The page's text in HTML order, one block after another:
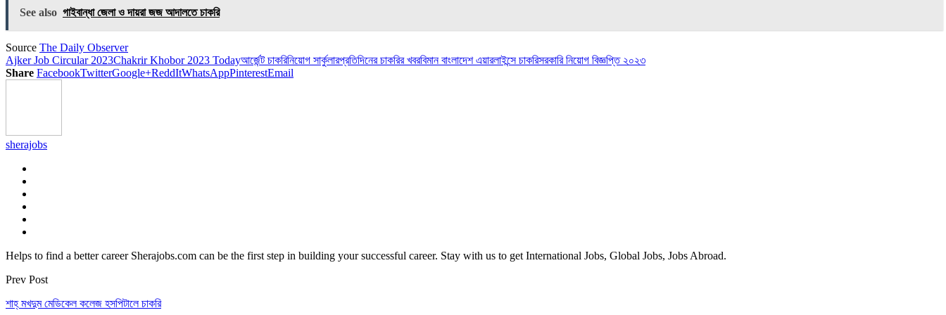
Link
Share
See also গাইবান্ধা জেলা ও দায়রা জজ আদালতে চাকরি
Source The Daily Observer
Ajker Job Circular 2023Chakrir Khobor 2023 Todayআর্জেন্ট চাকরিনিয়োগ সার্কুলারপ্রতিদিনের চাকরির খবরবিমান বাংলাদেশ এয়ারলাইন্সে চাকরিসরকারি নিয়োগ বিজ্ঞপ্তি ২০২৩
Share FacebookTwitterGoogle+ReddItWhatsAppPinterestEmail
sherajobs
Helps to find a better career Sherajobs.com can be the first step in building your successful career. Stay with us to get International Jobs, Global Jobs, Jobs Abroad.
Prev Post
শাহ্ মখদুম মেডিকেল কলেজ হসপিটালে চাকরি